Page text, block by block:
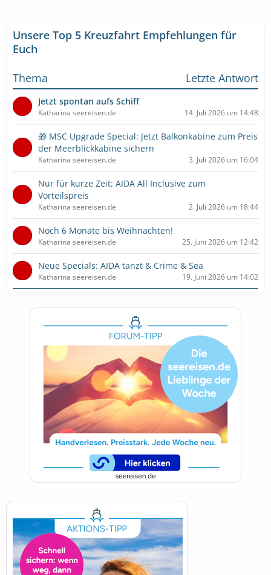
Unsere Top 5 Kreuzfahrt Empfehlungen für
Euch
Thema
Letzte Antwort
Jetzt spontan aufs Schiff
Katharina seereisen.de 14. Juli 2026 um 14:48
🎁 MSC Upgrade Special: Jetzt Balkonkabine zum Preis
der Meerblickkabine sichern
Katharina seereisen.de 3. Juli 2026 um 16:04
Nur für kurze Zeit: AIDA All Inclusive zum
Vorteilspreis
Katharina seereisen.de 2. Juli 2026 um 18:44
Noch 6 Monate bis Weihnachten!
Katharina seereisen.de 25. Juni 2026 um 12:42
Neue Specials: AIDA tanzt & Crime & Sea
Katharina seereisen.de 19. Juni 2026 um 14:02